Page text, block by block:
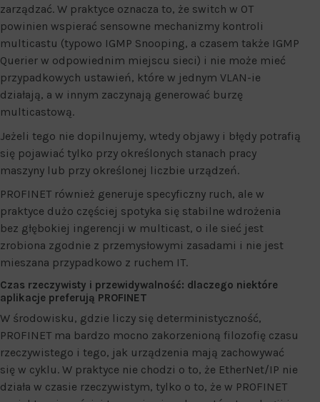
zarządzać. W praktyce oznacza to, że switch w OT
powinien wspierać sensowne mechanizmy kontroli
multicastu (typowo IGMP Snooping, a czasem także IGMP
Querier w odpowiednim miejscu sieci) i nie może mieć
przypadkowych ustawień, które w jednym VLAN-ie
działają, a w innym zaczynają generować burzę
multicastową.
Jeżeli tego nie dopilnujemy, wtedy objawy i błędy potrafią
się pojawiać tylko przy określonych stanach pracy
maszyny lub przy określonej liczbie urządzeń.
PROFINET również generuje specyficzny ruch, ale w
praktyce dużo częściej spotyka się stabilne wdrożenia
bez głębokiej ingerencji w multicast, o ile sieć jest
zrobiona zgodnie z przemysłowymi zasadami i nie jest
mieszana przypadkowo z ruchem IT.
Czas rzeczywisty i przewidywalność: dlaczego niektóre
aplikacje preferują PROFINET
W środowisku, gdzie liczy się deterministyczność,
PROFINET ma bardzo mocno zakorzenioną filozofię czasu
rzeczywistego i tego, jak urządzenia mają zachowywać
się w cyklu. W praktyce nie chodzi o to, że EtherNet/IP nie
działa w czasie rzeczywistym, tylko o to, że w PROFINET